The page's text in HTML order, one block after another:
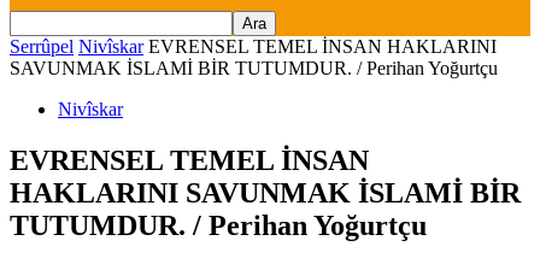
Serrûpel Nivîskar EVRENSEL TEMEL İNSAN HAKLARINI
SAVUNMAK İSLAMİ BİR TUTUMDUR. / Perihan Yoğurtçu
Nivîskar
EVRENSEL TEMEL İNSAN
HAKLARINI SAVUNMAK İSLAMİ BİR
TUTUMDUR. / Perihan Yoğurtçu